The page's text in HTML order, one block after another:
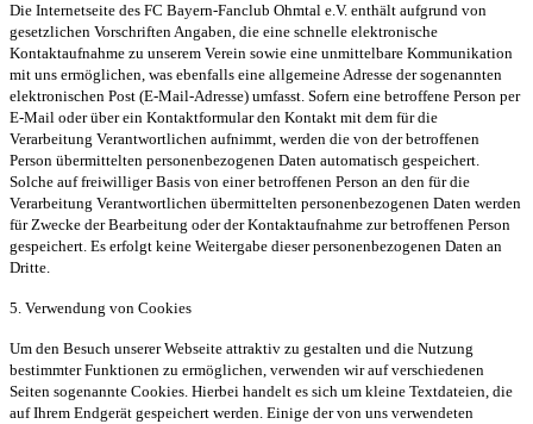
Die Internetseite des FC Bayern-Fanclub Ohmtal e.V. enthält aufgrund von
gesetzlichen Vorschriften Angaben, die eine schnelle elektronische
Kontaktaufnahme zu unserem Verein sowie eine unmittelbare Kommunikation
mit uns ermöglichen, was ebenfalls eine allgemeine Adresse der sogenannten
elektronischen Post (E-Mail-Adresse) umfasst. Sofern eine betroffene Person per
E-Mail oder über ein Kontaktformular den Kontakt mit dem für die
Verarbeitung Verantwortlichen aufnimmt, werden die von der betroffenen
Person übermittelten personenbezogenen Daten automatisch gespeichert.
Solche auf freiwilliger Basis von einer betroffenen Person an den für die
Verarbeitung Verantwortlichen übermittelten personenbezogenen Daten werden
für Zwecke der Bearbeitung oder der Kontaktaufnahme zur betroffenen Person
gespeichert. Es erfolgt keine Weitergabe dieser personenbezogenen Daten an
Dritte.
5. Verwendung von Cookies
Um den Besuch unserer Webseite attraktiv zu gestalten und die Nutzung
bestimmter Funktionen zu ermöglichen, verwenden wir auf verschiedenen
Seiten sogenannte Cookies. Hierbei handelt es sich um kleine Textdateien, die
auf Ihrem Endgerät gespeichert werden. Einige der von uns verwendeten